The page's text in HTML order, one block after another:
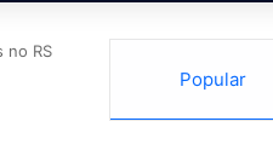
no RS
Popular